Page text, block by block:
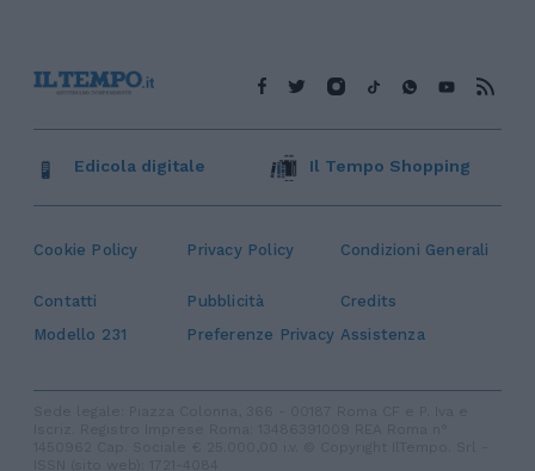
Cookie Policy Privacy Policy Condizioni Generali
Contatti Pubblicità
Credits
Modello 231
Preferenze Privacy Assistenza
Edicola digitale Il Tempo Shopping